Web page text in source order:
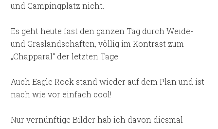
und Campingplatz nicht.
Es geht heute fast den ganzen Tag durch Weide-
und Graslandschaften, völlig im Kontrast zum
„Chapparal“ der letzten Tage.
Auch Eagle Rock stand wieder auf dem Plan und ist
nach wie vor einfach cool!
Nur vernünftige Bilder hab ich davon diesmal